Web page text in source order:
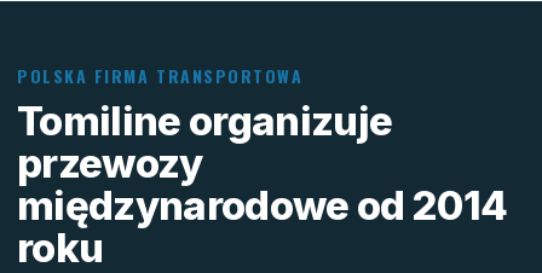
POLSKA FIRMA TRANSPORTOWA
Tomiline organizuje
przewozy
międzynarodowe od 2014
roku